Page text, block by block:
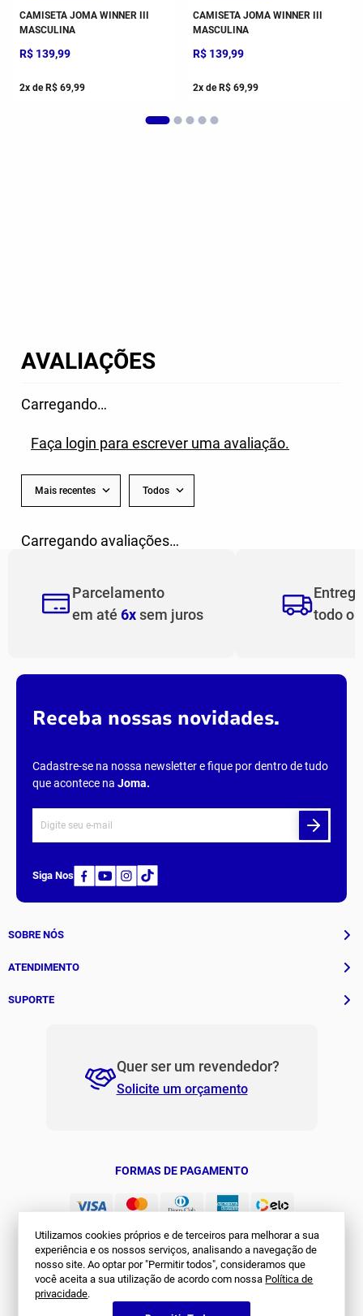
Utilizamos cookies próprios e de terceiros para melhorar a sua
experiência e os nossos serviços, analisando a navegação de
nosso site. Ao optar por "Permitir todos", consideramos que
você aceita a sua utilização de acordo com nossa Política de
privacidade.
CAMISETA JOMA WINNER III
MASCULINA
R$ 139,99
2x de R$ 69,99
CAMISETA JOMA WINNER III
MASCULINA
R$ 139,99
2x de R$ 69,99
AVALIAÇÕES
Carregando…
Faça login para escrever uma avaliação.
Mais recentes Todos
Carregando avaliações…
Parcelamento
em até 6xsem juros
todo o
Receba nossas novidades.
Cadastre-se na nossa newsletter e fique por dentro de tudo
que acontece na Joma.
Siga Nos
SOBRE NÓS
História
Patrocinados
ATENDIMENTO
Whatsapp
contato@jomabr.com.br
SUPORTE
Regulamento Joma Club
Quer ser um revendedor?
Solicite um orçamento
FORMAS DE PAGAMENTO